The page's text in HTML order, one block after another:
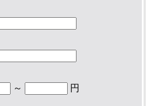
～ 円